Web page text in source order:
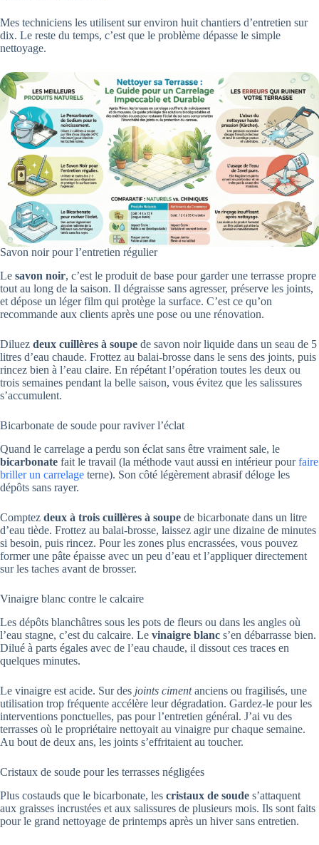
Mes techniciens les utilisent sur environ huit chantiers d’entretien sur
dix. Le reste du temps, c’est que le problème dépasse le simple
nettoyage.
Savon noir pour l’entretien régulier
Le savon noir, c’est le produit de base pour garder une terrasse propre
tout au long de la saison. Il dégraisse sans agresser, préserve les joints,
et dépose un léger film qui protège la surface. C’est ce qu’on
recommande aux clients après une pose ou une rénovation.
Diluez deux cuillères à soupe de savon noir liquide dans un seau de 5
litres d’eau chaude. Frottez au balai-brosse dans le sens des joints, puis
rincez bien à l’eau claire. En répétant l’opération toutes les deux ou
trois semaines pendant la belle saison, vous évitez que les salissures
s’accumulent.
Bicarbonate de soude pour raviver l’éclat
Quand le carrelage a perdu son éclat sans être vraiment sale, le
bicarbonate fait le travail (la méthode vaut aussi en intérieur pourfaire
briller un carrelage terne). Son côté légèrement abrasif déloge les
dépôts sans rayer.
Comptez deux à trois cuillères à soupe de bicarbonate dans un litre
d’eau tiède. Frottez au balai-brosse, laissez agir une dizaine de minutes
si besoin, puis rincez. Pour les zones plus encrassées, vous pouvez
former une pâte épaisse avec un peu d’eau et l’appliquer directement
sur les taches avant de brosser.
Vinaigre blanc contre le calcaire
Les dépôts blanchâtres sous les pots de fleurs ou dans les angles où
l’eau stagne, c’est du calcaire. Le vinaigre blanc s’en débarrasse bien.
Dilué à parts égales avec de l’eau chaude, il dissout ces traces en
quelques minutes.
Le vinaigre est acide. Sur des joints cimentanciens ou fragilisés, une
utilisation trop fréquente accélère leur dégradation. Gardez-le pour les
interventions ponctuelles, pas pour l’entretien général. J’ai vu des
terrasses où le propriétaire nettoyait au vinaigre pur chaque semaine.
Au bout de deux ans, les joints s’effritaient au toucher.
Cristaux de soude pour les terrasses négligées
Plus costauds que le bicarbonate, les cristaux de soude s’attaquent
aux graisses incrustées et aux salissures de plusieurs mois. Ils sont faits
pour le grand nettoyage de printemps après un hiver sans entretien.